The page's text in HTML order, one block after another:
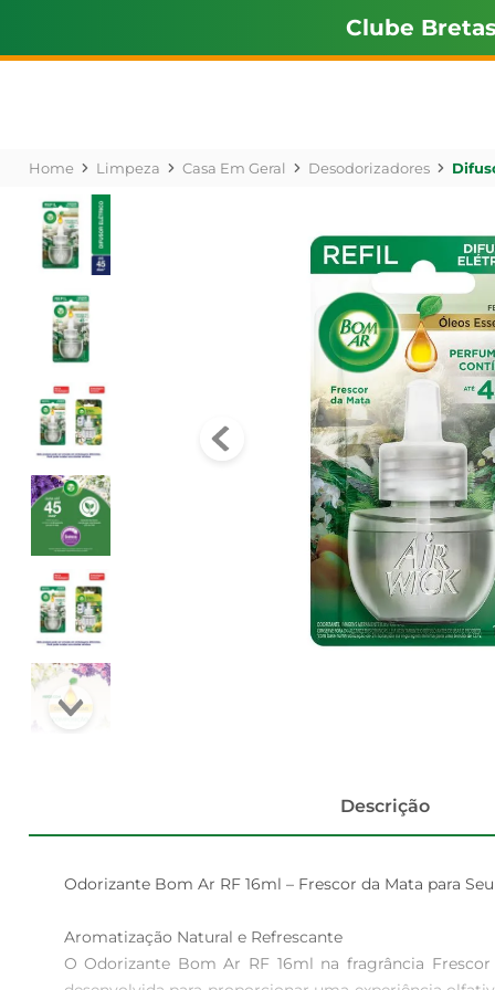
Clube Bretas
Limpeza Casa Em Geral Desodorizadores
Descrição
Odorizante Bom Ar RF 16ml – Frescor da Mata para
Aromatização Natural e Refrescante
O Odorizante Bom Ar RF 16ml na fragrância